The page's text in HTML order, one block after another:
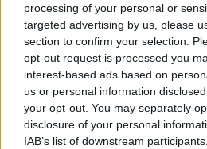
processing of your personal or
targeted advertising by us, please
section to confirm your selection.
opt-out request is processed you
interest-based ads based on
us or personal information
your opt-out. You may separately
disclosure of your personal
IAB’s list of downstream
Município de
cabine de apoio
6 de Agosto, 2026